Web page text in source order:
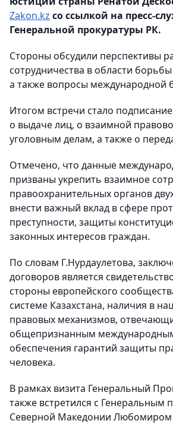
Zakon.kz со ссылкой на пресс-
Генеральной прокуратуры РК.
Стороны обсудили перспективы
сотрудничества в области
а также вопросы международной
Итогом встречи стало
о выдаче лиц, о взаимной
уголовным делам, а также о
Отмечено, что данные
призваны укрепить взаимное
правоохранительных органов
внести важный вклад в сфере
преступности, защиты
законных интересов граждан.
По словам Г.Нурдаулетова,
договоров является
стороны европейского
системе Казахстана, наличия в
правовых механизмов,
общепризнанным
обеспечения гарантий защиты
человека.
В рамках визита Генеральный
также встретился с Генеральным
Северной Македонии Любомиром